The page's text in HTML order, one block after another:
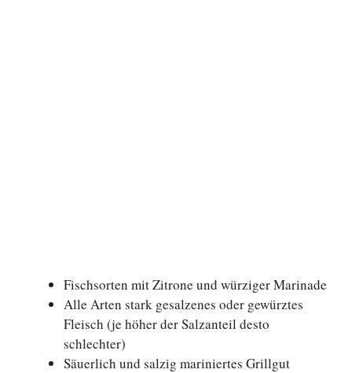
Fischsorten mit Zitrone und würziger Marinade
Alle Arten stark gesalzenes oder gewürztes
Fleisch (je höher der Salzanteil desto
schlechter)
Säuerlich und salzig mariniertes Grillgut